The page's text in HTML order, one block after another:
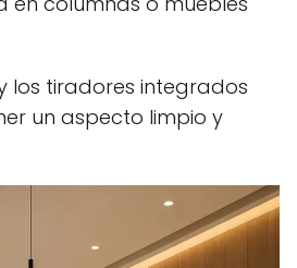
los tiradores integrados
un aspecto limpio y